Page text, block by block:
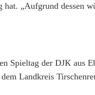
hat. „Aufgrund dessen
Spieltag der DJK aus
Landkreis